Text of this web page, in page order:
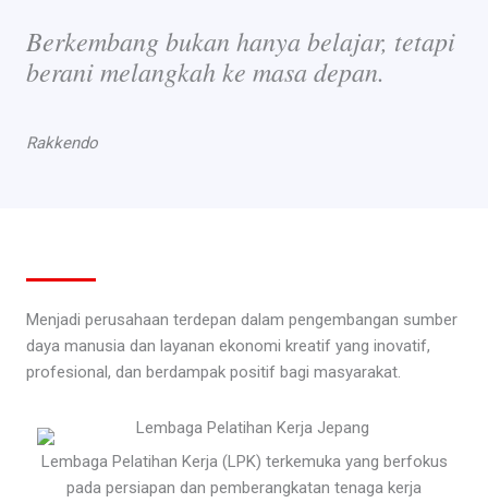
Berkembang bukan hanya belajar, tetapi
berani melangkah ke masa depan.
Rakkendo
Menjadi perusahaan terdepan dalam pengembangan sumber
daya manusia dan layanan ekonomi kreatif yang inovatif,
profesional, dan berdampak positif bagi masyarakat.
Lembaga Pelatihan Kerja (LPK) terkemuka yang berfokus
pada persiapan dan pemberangkatan tenaga kerja